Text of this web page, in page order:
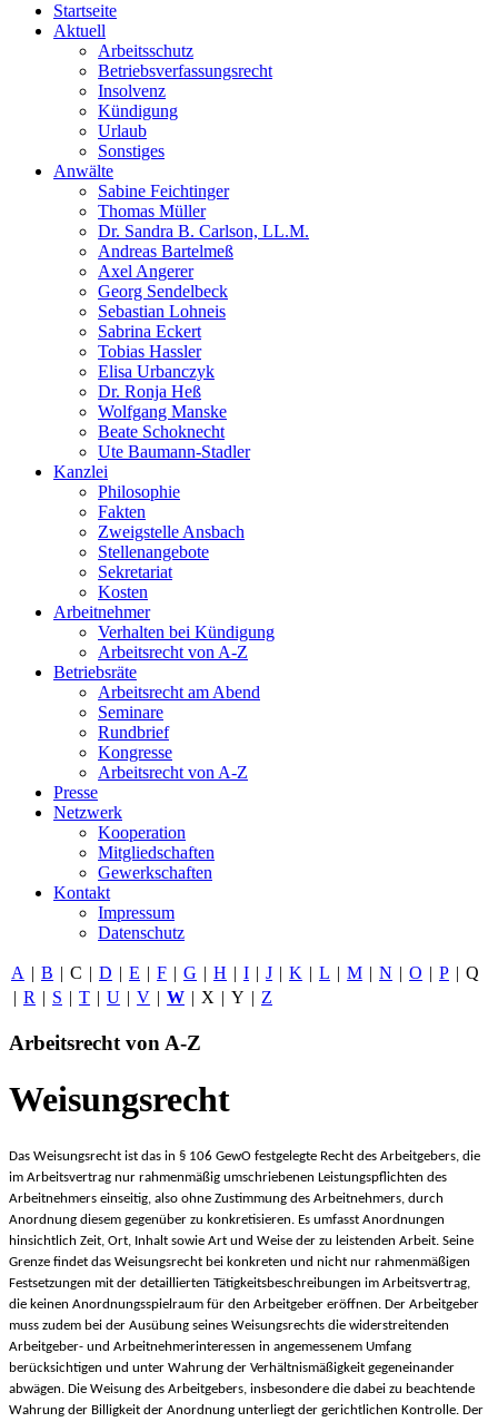
Startseite
Aktuell
Arbeitsschutz
Betriebsverfassungsrecht
Insolvenz
Kündigung
Urlaub
Sonstiges
Anwälte
Sabine Feichtinger
Thomas Müller
Dr. Sandra B. Carlson, LL.M.
Andreas Bartelmeß
Axel Angerer
Georg Sendelbeck
Sebastian Lohneis
Sabrina Eckert
Tobias Hassler
Elisa Urbanczyk
Dr. Ronja Heß
Wolfgang Manske
Beate Schoknecht
Ute Baumann-Stadler
Kanzlei
Philosophie
Fakten
Zweigstelle Ansbach
Stellenangebote
Sekretariat
Kosten
Arbeitnehmer
Verhalten bei Kündigung
Arbeitsrecht von A-Z
Betriebsräte
Arbeitsrecht am Abend
Seminare
Rundbrief
Kongresse
Arbeitsrecht von A-Z
Presse
Netzwerk
Kooperation
Mitgliedschaften
Gewerkschaften
Kontakt
Impressum
Datenschutz
A | B | C | D | E | F | G | H | I | J | K | L | M | N | O | P | Q
| R | S | T | U | V | W | X | Y | Z
Arbeitsrecht von A-Z
Weisungsrecht
Das Weisungsrecht ist das in § 106 GewO festgelegte Recht des Arbeitgebers, die
im Arbeitsvertrag nur rahmenmäßig umschriebenen Leistungspflichten des
Arbeitnehmers einseitig, also ohne Zustimmung des Arbeitnehmers, durch
Anordnung diesem gegenüber zu konkretisieren. Es umfasst Anordnungen
hinsichtlich Zeit, Ort, Inhalt sowie Art und Weise der zu leistenden Arbeit. Seine
Grenze findet das Weisungsrecht bei konkreten und nicht nur rahmenmäßigen
Festsetzungen mit der detaillierten Tätigkeitsbeschreibungen im Arbeitsvertrag,
die keinen Anordnungsspielraum für den Arbeitgeber eröffnen. Der Arbeitgeber
muss zudem bei der Ausübung seines Weisungsrechts die widerstreitenden
Arbeitgeber- und Arbeitnehmerinteressen in angemessenem Umfang
berücksichtigen und unter Wahrung der Verhältnismäßigkeit gegeneinander
abwägen. Die Weisung des Arbeitgebers, insbesondere die dabei zu beachtende
Wahrung der Billigkeit der Anordnung unterliegt der gerichtlichen Kontrolle. Der